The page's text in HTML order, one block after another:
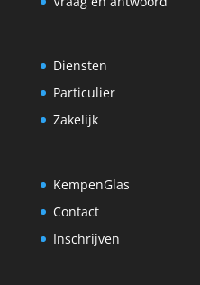
Diensten
Particulier
Zakelijk
KempenGlas
Contact
Inschrijven